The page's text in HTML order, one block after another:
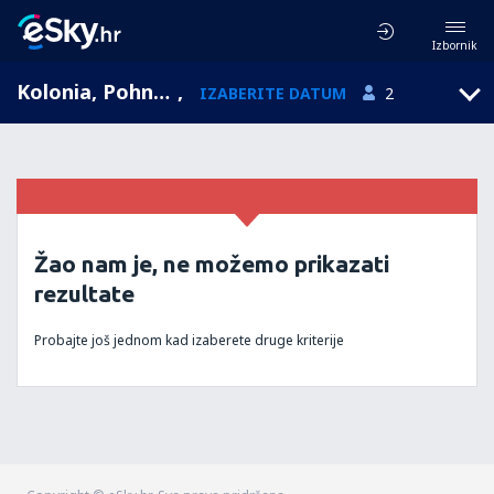
Izbornik
Kolonia, Pohnpei, Pohnpei, Mikronezija (PNI) , IZABERITE DATUM 2
Žao nam je, ne možemo prikazati
rezultate
Probajte još jednom kad izaberete druge kriterije